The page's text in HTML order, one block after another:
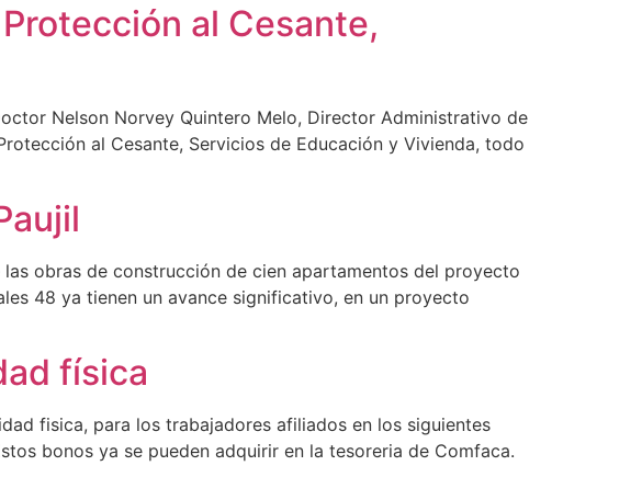
al Cesante,
Nelson Norvey Quintero Melo, Director Administrativo de
al Cesante, Servicios de Educación y Vivienda, todo
obras de construcción de cien apartamentos del proyecto
48 ya tienen un avance significativo, en un proyecto
física
fisica, para los trabajadores afiliados en los siguientes
bonos ya se pueden adquirir en la tesoreria de Comfaca.